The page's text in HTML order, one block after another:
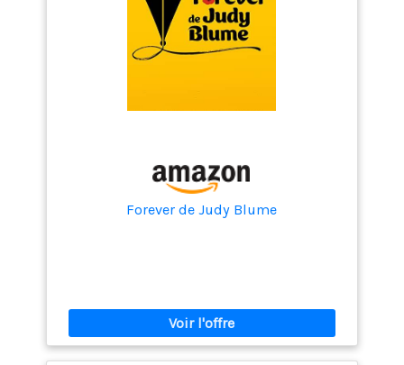
Forever de Judy Blume